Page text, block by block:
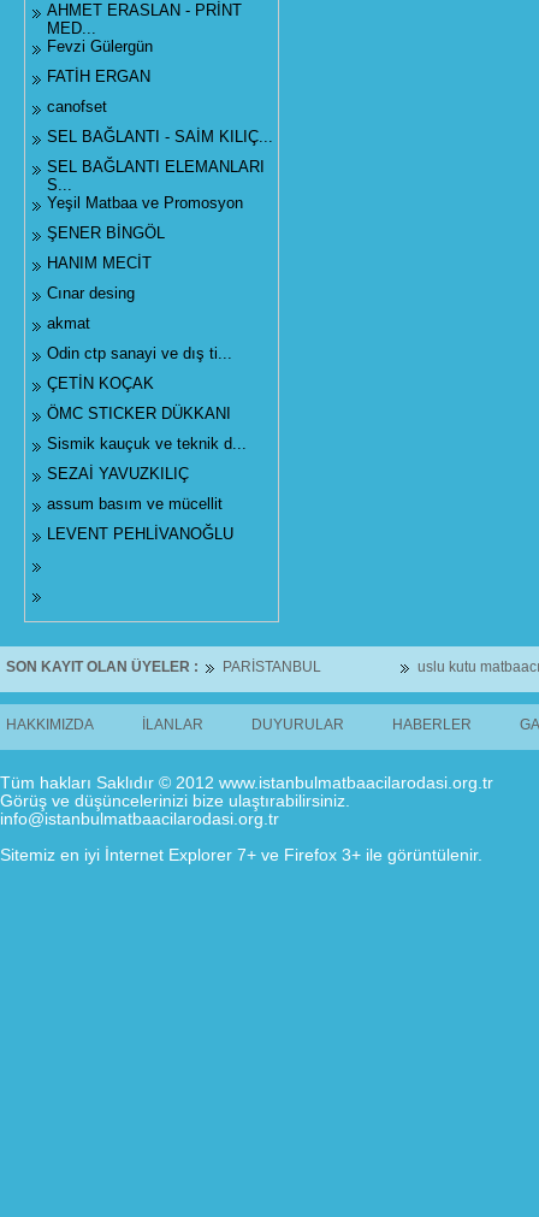
AHMET ERASLAN - PRİNT
MED...
Fevzi Gülergün
FATİH ERGAN
canofset
SEL BAĞLANTI - SAİM KILIÇ...
SEL BAĞLANTI ELEMANLARI
S...
Yeşil Matbaa ve Promosyon
ŞENER BİNGÖL
HANIM MECİT
Cınar desing
akmat
Odin ctp sanayi ve dış ti...
ÇETİN KOÇAK
ÖMC STICKER DÜKKANI
Sismik kauçuk ve teknik d...
SEZAİ YAVUZKILIÇ
assum basım ve mücellit
LEVENT PEHLİVANOĞLU
SON KAYIT OLAN ÜYELER : PARİSTANBUL uslu kutu
HAKKIMIZDA İLANLAR DUYURULAR HABERLER
Tüm hakları Saklıdır © 2012 www.istanbulmatbaacilarodasi.org.tr
Görüş ve düşüncelerinizi bize ulaştırabilirsiniz.
info@istanbulmatbaacilarodasi.org.tr
Sitemiz en iyi İnternet Explorer 7+ ve Firefox 3+ ile görüntülenir.